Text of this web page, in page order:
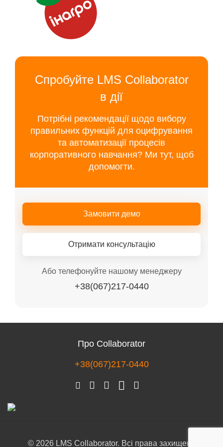
Спробуйте LMS Collaborator
в дії
Потрібні рекомендації щодо вибору
правильних функцій для оцифрування
та автоматизації процесів
корпоративного навчання? Ми тут, щоб
допомогти.
Замовити демо
Отримати консультацію
Або телефонуйте нашому менеджеру
+38(067)217-0440
Про Collaborator
+38(067)217-0440
© 2026 LMS Collaborator. Всі права захищені.